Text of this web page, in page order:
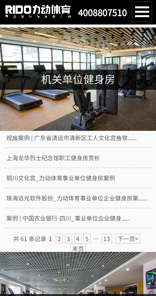
4008807510
视频案例 | 广东省清远市清新区工人文化宫撸铁......
上海龙华烈士纪念馆职工健身房赏析
铜川文化宫_力动体育事业单位健身房案例
珠海远光软件股份_力动体育事业单位企业健身房案......
案例 | 中国农业银行·四川_事业单位企业健身......
共 61 条记录 1 2 3 4 5 … 13
下一页>
末页